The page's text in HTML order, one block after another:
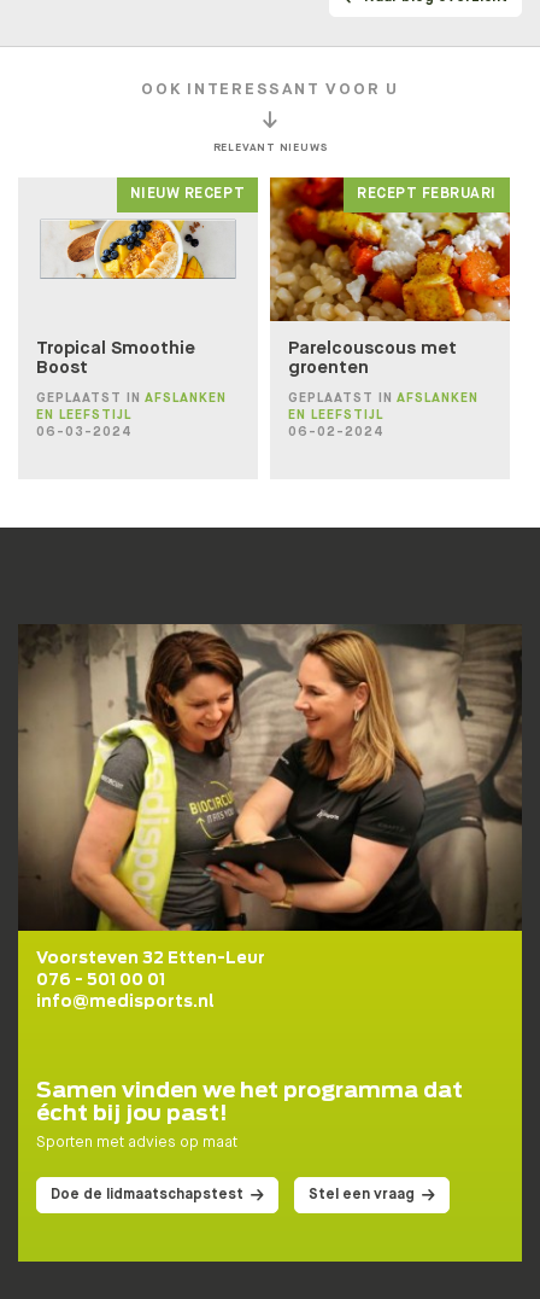
OOK INTERESSANT VOOR U
RELEVANT NIEUWS
NIEUW RECEPT
Tropical Smoothie
Boost
GEPLAATST INAFSLANKEN
EN LEEFSTIJL
06-03-2024
RECEPT FEBRUARI
Parelcouscous met
groenten
GEPLAATST INAFSLANKEN
EN LEEFSTIJL
06-02-2024
Voorsteven 32 Etten-Leur
076 - 501 00 01
info@medisports.nl
Samen vinden we het programma dat
écht bij jou past!
Sporten met advies op maat
Doe de lidmaatschapstest Stel een vraag
Lidmaatschapstest
Wij helpen je graag naar een fit, gezond en goed
gevoel!
DOE DE TEST!